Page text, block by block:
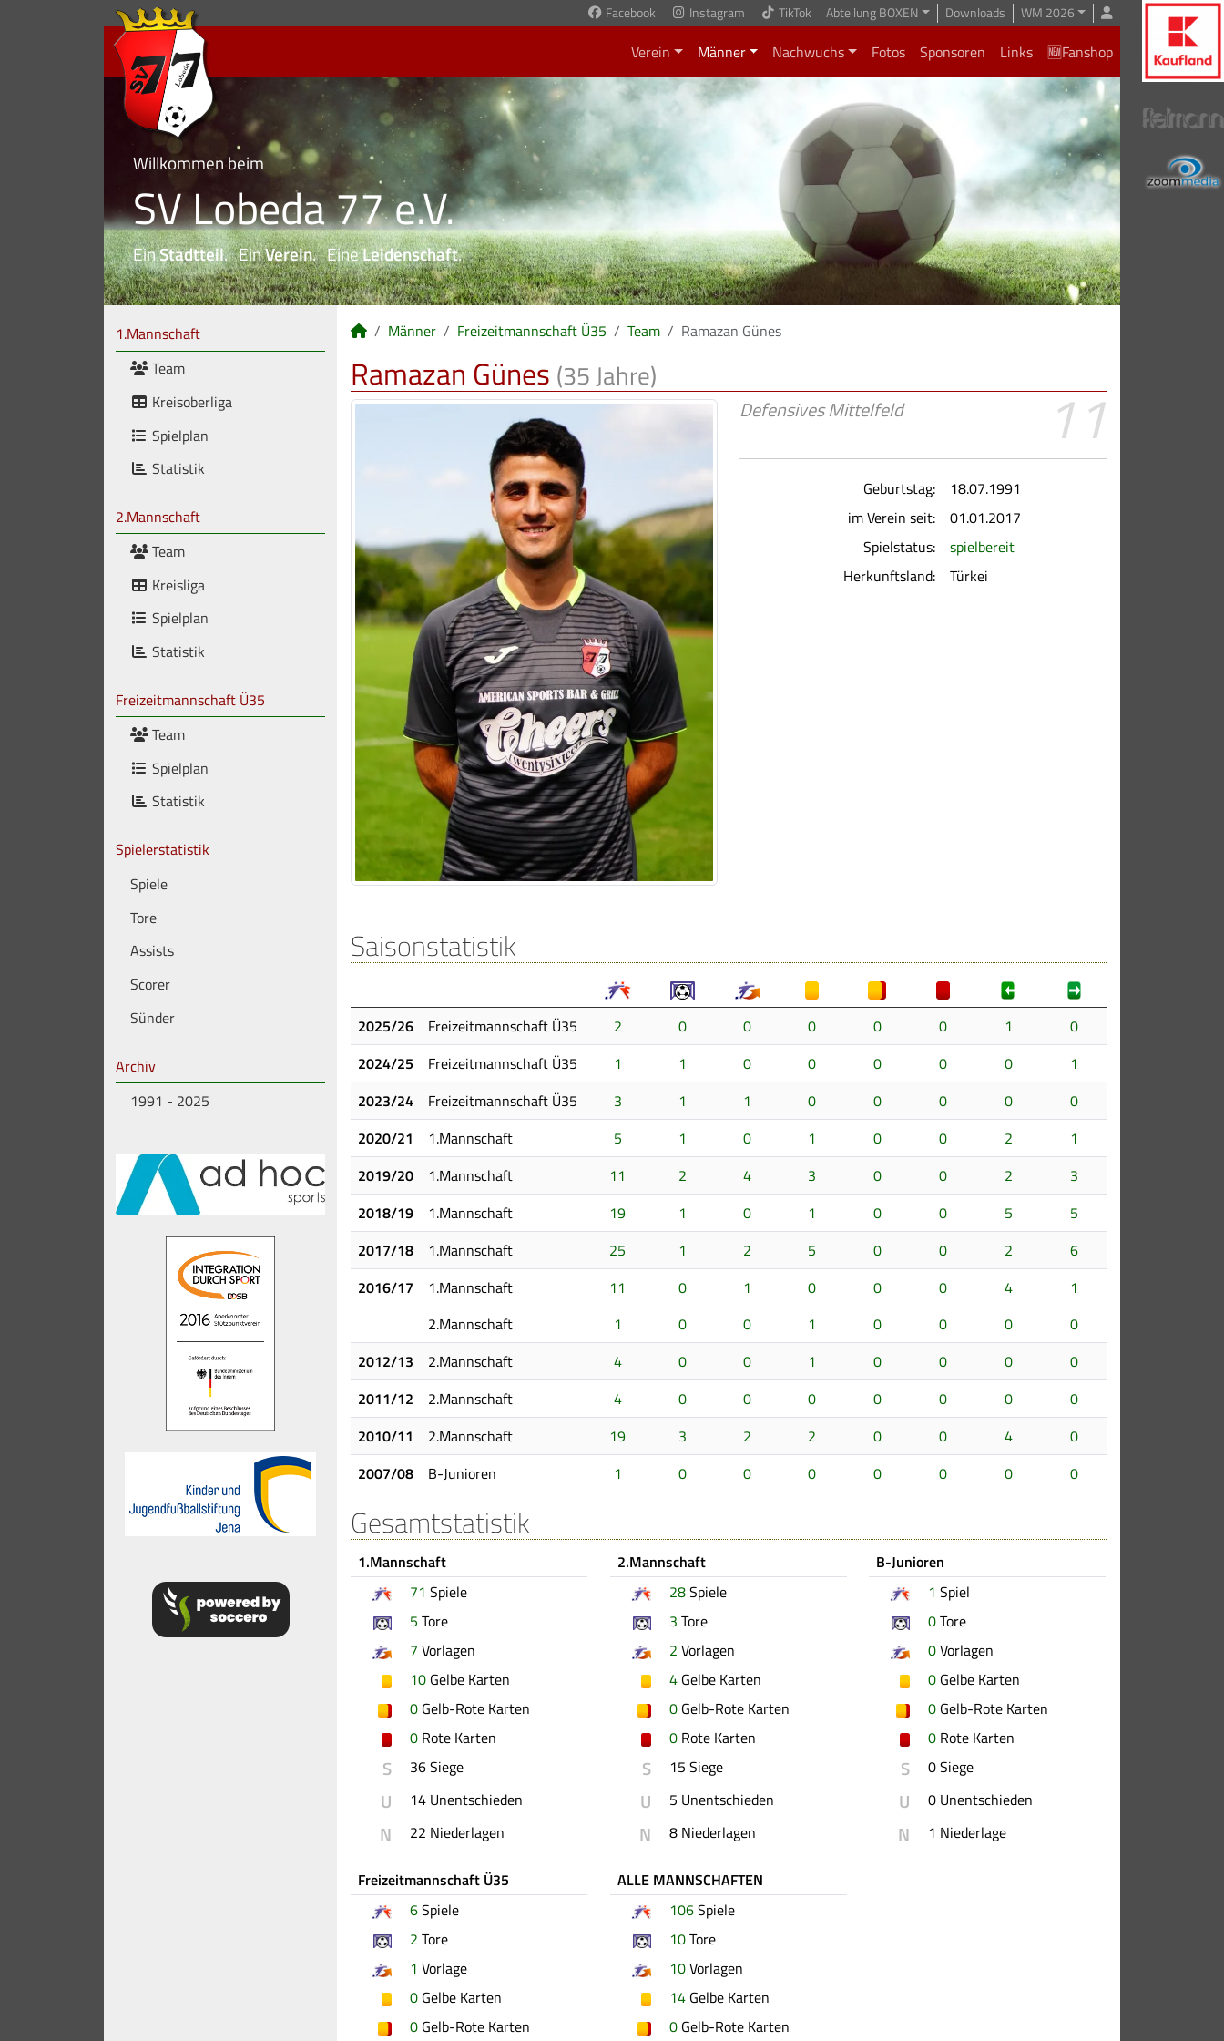
Facebook Instagram TikTok Abteilung BOXEN Downloads WM 2026
Verein Männer Nachwuchs Fotos Sponsoren Links 🆕Fanshop
Willkommen beim
SV Lobeda 77 e.V.
EinStadtteil. EinVerein. EineLeidenschaft.
1.Mannschaft
Team
Kreisoberliga
Spielplan
Statistik
2.Mannschaft
Team
Kreisliga
Spielplan
Statistik
Freizeitmannschaft Ü35
Team
Spielplan
Statistik
Spielerstatistik
Spiele
Tore
Assists
Scorer
Sünder
Archiv
1991 - 2025
Männer Freizeitmannschaft Ü35 Team Ramazan Günes
Ramazan Günes (35 Jahre)
11
Defensives Mittelfeld
Geburtstag:
18.07.1991
im Verein seit:
01.01.2017
Spielstatus:
spielbereit
Herkunftsland:
Türkei
Saisonstatistik
2025/26 Freizeitmannschaft Ü35 2 0 0 0 0 0 1
0
2024/25
Freizeitmannschaft Ü35 1 1 0 0 0 0 0
1
2023/24
Freizeitmannschaft Ü35 3 1 1 0 0 0 0
0
2020/21
1.Mannschaft 5 1 0 1 0 0 2
1
2019/20
1.Mannschaft 11 2 4 3 0 0 2
3
2018/19
1.Mannschaft 19 1 0 1 0 0 5
5
2017/18
1.Mannschaft 25 1 2 5 0 0 2
6
2016/17
1.Mannschaft 11 0 1 0 0 0 4
1
2.Mannschaft
1 0 0 1 0 0 0
0
2012/13
2.Mannschaft 4 0 0 1 0 0 0
0
2011/12
2.Mannschaft 4 0 0 0 0 0 0
0
2010/11
2.Mannschaft 19 3 2 2 0 0 4
0
2007/08
B-Junioren 1 0 0 0 0 0 0 0
Gesamtstatistik
1.Mannschaft
71 Spiele
5 Tore
7 Vorlagen
10 Gelbe Karten
0 Gelb-Rote Karten
0 Rote Karten
S 36 Siege
U 14 Unentschieden
N 22 Niederlagen
2.Mannschaft
28Spiele
3 Tore
2 Vorlagen
4Gelbe Karten
0Gelb-Rote Karten
0Rote Karten
S 15 Siege
U 5 Unentschieden
N 8 Niederlagen
B-Junioren
1 Spiel
0Tore
0Vorlagen
0 Gelbe Karten
0 Gelb-Rote Karten
0 Rote Karten
S 0 Siege
U 0 Unentschieden
N 1 Niederlage
Freizeitmannschaft Ü35
6Spiele
2 Tore
1 Vorlage
0 Gelbe Karten
0 Gelb-Rote Karten
ALLE MANNSCHAFTEN
106Spiele
10Tore
10Vorlagen
14Gelbe Karten
0Gelb-Rote Karten